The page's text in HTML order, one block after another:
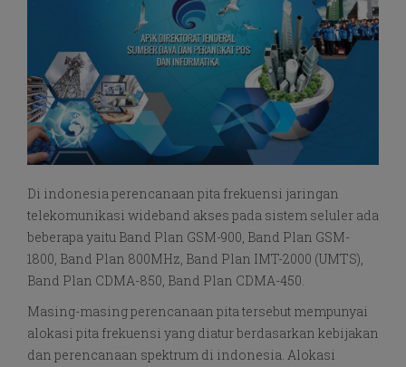
Di indonesia perencanaan pita frekuensi jaringan
telekomunikasi wideband akses pada sistem seluler ada
beberapa yaitu Band Plan GSM-900, Band Plan GSM-
1800, Band Plan 800MHz, Band Plan IMT-2000 (UMTS),
Band Plan CDMA-850, Band Plan CDMA-450.
Masing-masing perencanaan pita tersebut mempunyai
alokasi pita frekuensi yang diatur berdasarkan kebijakan
dan perencanaan spektrum di indonesia. Alokasi